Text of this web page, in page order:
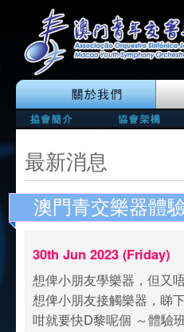
最新消息
澳門青交樂器體
30th Jun 2023 (Friday)
想俾小朋友學樂器，但又
想俾小朋友接觸樂器，睇
咁就要快D黎呢個 ～體驗